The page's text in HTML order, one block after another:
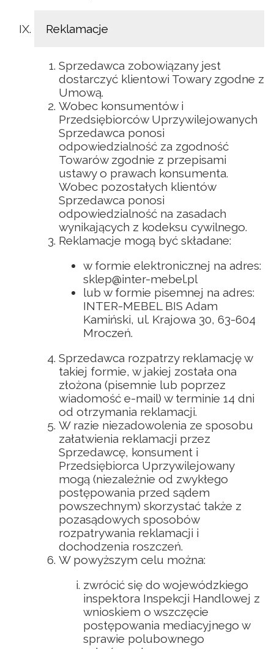
Reklamacje
Sprzedawca zobowiązany jest
dostarczyć klientowi Towary zgodne z
Umową.
Wobec konsumentów i
Przedsiębiorców Uprzywilejowanych
Sprzedawca ponosi
odpowiedzialność za zgodność
Towarów zgodnie z przepisami
ustawy o prawach konsumenta.
Wobec pozostałych klientów
Sprzedawca ponosi
odpowiedzialność na zasadach
wynikających z kodeksu cywilnego.
Reklamacje mogą być składane:
w formie elektronicznej na adres:
sklep@inter-mebel.pl
lub w formie pisemnej na adres:
INTER-MEBEL BIS Adam
Kamiński, ul. Krajowa 30, 63-604
Mroczeń.
Sprzedawca rozpatrzy reklamację w
takiej formie, w jakiej została ona
złożona (pisemnie lub poprzez
wiadomość e-mail) w terminie 14 dni
od otrzymania reklamacji.
W razie niezadowolenia ze sposobu
załatwienia reklamacji przez
Sprzedawcę, konsument i
Przedsiębiorca Uprzywilejowany
mogą (niezależnie od zwykłego
postępowania przed sądem
powszechnym) skorzystać także z
pozasądowych sposobów
rozpatrywania reklamacji i
dochodzenia roszczeń.
W powyższym celu można:
zwrócić się do wojewódzkiego
inspektora Inspekcji Handlowej z
wnioskiem o wszczęcie
postępowania mediacyjnego w
sprawie polubownego